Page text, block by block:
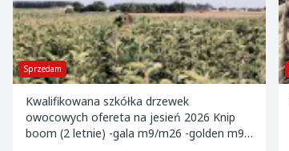
Sprzedam
Kwalifikowana szkółka drzewek
owocowych ofereta na jesień 2026 Knip
boom (2 letnie) -gala m9/m26 -golden m9 -